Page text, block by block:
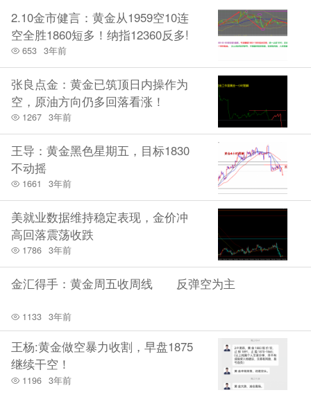
么美元上涨提供支撑动力。 黄金技术分析
nload='javascript:if(this.width>500)this.width=500'
align='center' hspace=10 vspace=10 rel='nofollow'/>
我给大家复盘历史更多是告诉你多空波动的逻辑，前期
元旦自1825无厘头震荡拉升，其实就是为了让你接盘，
震荡上涨2个月，不如下跌两天，经过四天反弹都是冲
高回落上影线，显示黄金继续下跌，昨日提示1885上跑
步空再次迎接闪崩，果然都是应验，我们不止一次提
示，历史不会简单重复，必有惊人相似，成交密集区的
阴阳K线更是多空资金争夺留下的痕迹，这就是如同我
们所谓的两军对垒，兵家必争之地，都是出现敌我争夺
反复，1965上出现三次都是如图下跌基本110到140美金
反弹以后再次下跌等企稳，本次黄金元旦开始我们假期
拉升，更多这个是金融寡头配合议员针对俄罗斯制裁和
援助升级，让他们知道内幕不断拉升消息配合，然后开
启释放避险升级，什么最后上升到核层面，当然最后还
是这样，但是金融市场已经腥风血雨了，那些所谓的评
2.10金市健言：黄金从1959空10连
空全胜1860短多！纳指12360反多!
653 3年前
张良点金：黄金已筑顶日内操作为
空，原油方向仍多回落看涨！
1267 3年前
王导：黄金黑色星期五，目标1830
不动摇
1661 3年前
美就业数据维持稳定表现，金价冲
高回落震荡收跌
1786 3年前
金汇得手：黄金周五收周线 反弹空为主
1133 3年前
王杨:黄金做空暴力收割，早盘1875
继续干空！
1196 3年前